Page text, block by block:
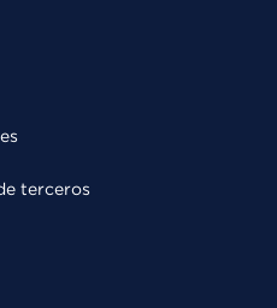
terceros